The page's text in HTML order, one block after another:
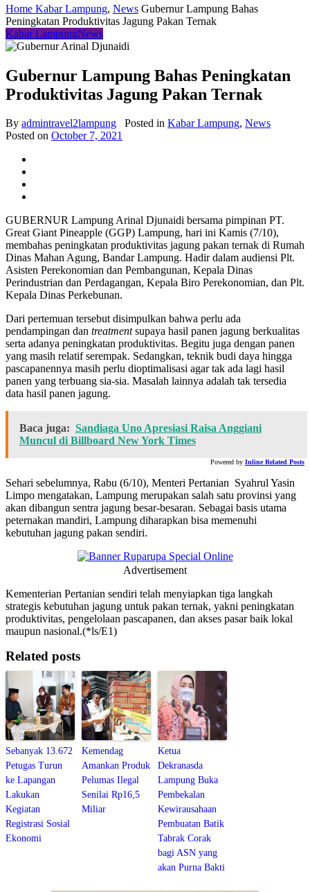
Home Kabar Lampung, News Gubernur Lampung Bahas
Peningkatan Produktivitas Jagung Pakan Ternak
Kabar LampungNews
Gubernur Lampung Bahas Peningkatan
Produktivitas Jagung Pakan Ternak
By admintravel2lampung Posted in Kabar Lampung, News
Posted on October 7, 2021
GUBERNUR Lampung Arinal Djunaidi bersama pimpinan PT.
Great Giant Pineapple (GGP) Lampung, hari ini Kamis (7/10),
membahas peningkatan produktivitas jagung pakan ternak di Rumah
Dinas Mahan Agung, Bandar Lampung. Hadir dalam audiensi Plt.
Asisten Perekonomian dan Pembangunan, Kepala Dinas
Perindustrian dan Perdagangan, Kepala Biro Perekonomian, dan Plt.
Kepala Dinas Perkebunan.
Dari pertemuan tersebut disimpulkan bahwa perlu ada
pendampingan dan treatmentsupaya hasil panen jagung berkualitas
serta adanya peningkatan produktivitas. Begitu juga dengan panen
yang masih relatif serempak. Sedangkan, teknik budi daya hingga
pascapanennya masih perlu dioptimalisasi agar tak ada lagi hasil
panen yang terbuang sia-sia. Masalah lainnya adalah tak tersedia
data hasil panen jagung.
Baca juga: Sandiaga Uno Apresiasi Raisa Anggiani
Muncul di Billboard New York Times
Powered by Inline Related Posts
Sehari sebelumnya, Rabu (6/10), Menteri Pertanian Syahrul Yasin
Limpo mengatakan, Lampung merupakan salah satu provinsi yang
akan dibangun sentra jagung besar-besaran. Sebagai basis utama
peternakan mandiri, Lampung diharapkan bisa memenuhi
kebutuhan jagung pakan sendiri.
Advertisement
Kementerian Pertanian sendiri telah menyiapkan tiga langkah
strategis kebutuhan jagung untuk pakan ternak, yakni peningkatan
produktivitas, pengelolaan pascapanen, dan akses pasar baik lokal
maupun nasional.(*ls/E1)
Related posts
Sebanyak 13.672
Petugas Turun
ke Lapangan
Lakukan
Kegiatan
Registrasi Sosial
Ekonomi
Kemendag
Amankan Produk
Pelumas Ilegal
Senilai Rp16,5
Miliar
Ketua
Dekranasda
Lampung Buka
Pembekalan
Kewirausahaan
Pembuatan Batik
Tabrak Corak
bagi ASN yang
akan Purna Bakti